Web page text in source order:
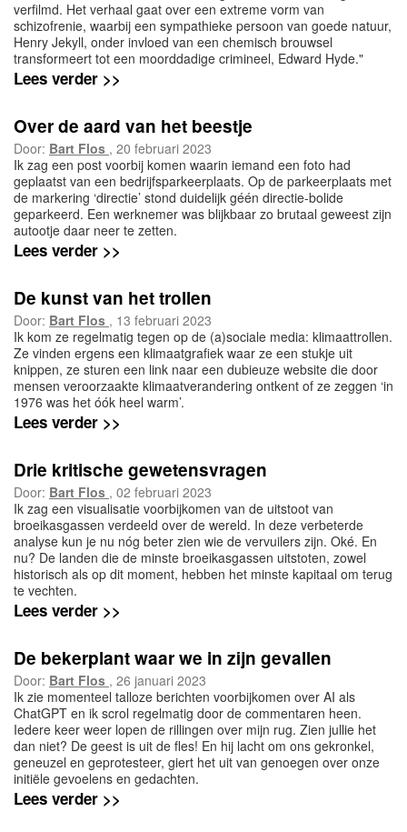
verfilmd. Het verhaal gaat over een extreme vorm van
schizofrenie, waarbij een sympathieke persoon van goede natuur,
Henry Jekyll, onder invloed van een chemisch brouwsel
transformeert tot een moorddadige crimineel, Edward Hyde."
Lees verder >>
Over de aard van het beestje
Door: Bart Flos , 20 februari 2023
Ik zag een post voorbij komen waarin iemand een foto had
geplaatst van een bedrijfsparkeerplaats. Op de parkeerplaats met
de markering ‘directie’ stond duidelijk géén directie-bolide
geparkeerd. Een werknemer was blijkbaar zo brutaal geweest zijn
autootje daar neer te zetten.
Lees verder >>
De kunst van het trollen
Door: Bart Flos , 13 februari 2023
Ik kom ze regelmatig tegen op de (a)sociale media: klimaattrollen.
Ze vinden ergens een klimaatgrafiek waar ze een stukje uit
knippen, ze sturen een link naar een dubieuze website die door
mensen veroorzaakte klimaatverandering ontkent of ze zeggen ‘in
1976 was het óók heel warm’.
Lees verder >>
Drie kritische gewetensvragen
Door: Bart Flos , 02 februari 2023
Ik zag een visualisatie voorbijkomen van de uitstoot van
broeikasgassen verdeeld over de wereld. In deze verbeterde
analyse kun je nu nóg beter zien wie de vervuilers zijn. Oké. En
nu? De landen die de minste broeikasgassen uitstoten, zowel
historisch als op dit moment, hebben het minste kapitaal om terug
te vechten.
Lees verder >>
De bekerplant waar we in zijn gevallen
Door: Bart Flos , 26 januari 2023
Ik zie momenteel talloze berichten voorbijkomen over AI als
ChatGPT en ik scrol regelmatig door de commentaren heen.
Iedere keer weer lopen de rillingen over mijn rug. Zien jullie het
dan niet? De geest is uit de fles! En hij lacht om ons gekronkel,
geneuzel en geprotesteer, giert het uit van genoegen over onze
initiële gevoelens en gedachten.
Lees verder >>